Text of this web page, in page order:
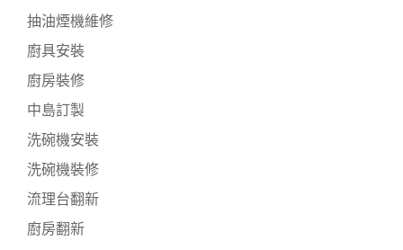
抽油煙機維修
廚具安裝
廚房裝修
中島訂製
洗碗機安裝
洗碗機裝修
流理台翻新
廚房翻新